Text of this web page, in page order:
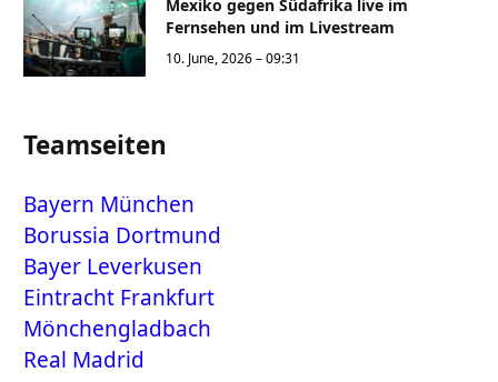
Mexiko gegen Südafrika live im
Fernsehen und im Livestream
10. June, 2026 – 09:31
Teamseiten
Bayern München
Borussia Dortmund
Bayer Leverkusen
Eintracht Frankfurt
Mönchengladbach
Real Madrid